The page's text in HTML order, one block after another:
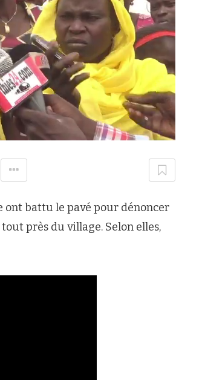
ont battu le pavé pour dénoncer
près du village. Selon elles,